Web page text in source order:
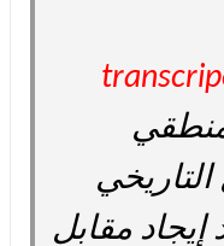
التاريخي
إيجاد مقابل